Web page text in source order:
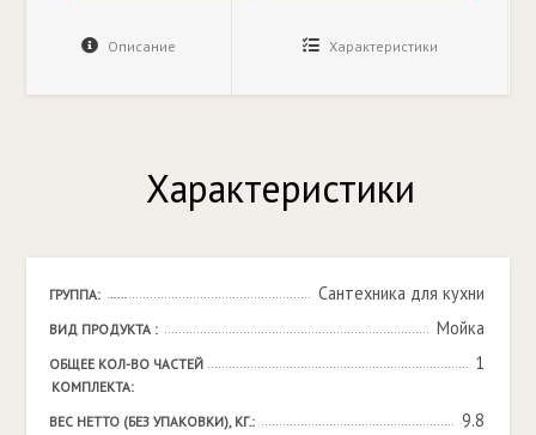
Описание Характеристики
Характеристики
ГРУППА: Сантехника для кухни
ВИД ПРОДУКТА : Мойка
ОБЩЕЕ КОЛ-ВО ЧАСТЕЙ
КОМПЛЕКТА:
1
ВЕС НЕТТО (БЕЗ УПАКОВКИ), КГ.: 9.8